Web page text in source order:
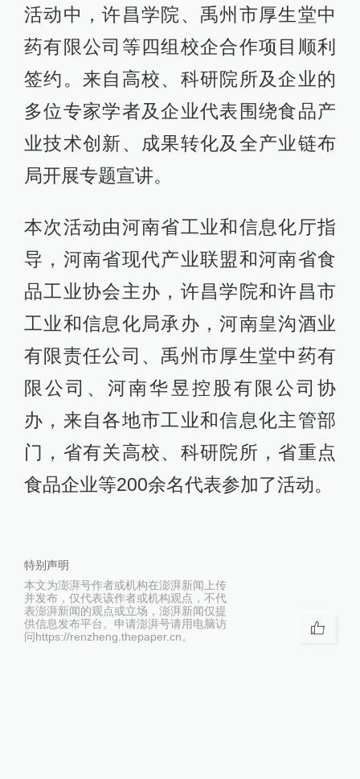
活动中，许昌学院、禹州市厚生堂中
药有限公司等四组校企合作项目顺利
签约。来自高校、科研院所及企业的
多位专家学者及企业代表围绕食品产
业技术创新、成果转化及全产业链布
局开展专题宣讲。
本次活动由河南省工业和信息化厅指
导，河南省现代产业联盟和河南省食
品工业协会主办，许昌学院和许昌市
工业和信息化局承办，河南皇沟酒业
有限责任公司、禹州市厚生堂中药有
限公司、河南华昱控股有限公司协
办，来自各地市工业和信息化主管部
门，省有关高校、科研院所，省重点
食品企业等200余名代表参加了活动。
特别声明
本文为澎湃号作者或机构在澎湃新闻上传
并发布，仅代表该作者或机构观点，不代
表澎湃新闻的观点或立场，澎湃新闻仅提
供信息发布平台。申请澎湃号请用电脑访
问https://renzheng.thepaper.cn。